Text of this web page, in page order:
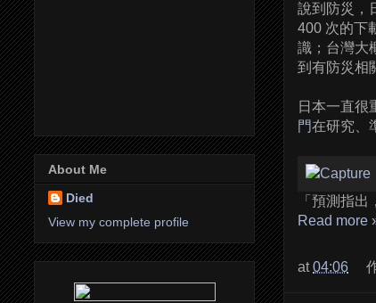
說到防災，
400 次的下
識；台灣大
到有防災相
日本一直很
門在研究、
「預測指
Read more
at04:06
About Me
Died
View my complete profile